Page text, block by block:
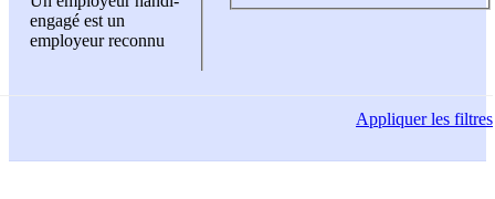
engagé est un
employeur reconnu
Appliquerles filtres